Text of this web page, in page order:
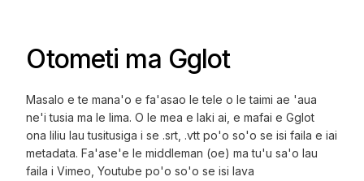
Otometi ma Gglot
Masalo e te mana'o e fa'asao le tele o le taimi ae 'aua
ne'i tusia ma le lima. O le mea e laki ai, e mafai e Gglot
ona liliu lau tusitusiga i se .srt, .vtt po'o so'o se isi faila e iai
metadata. Fa'ase'e le middleman (oe) ma tu'u sa'o lau
faila i Vimeo, Youtube po'o so'o se isi lava